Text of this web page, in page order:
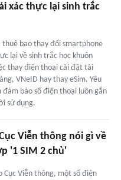
xác thực lại sinh trắc
thuê bao thay đổi smartphone
lại về sinh trắc học khuôn
thay điện thoại cài đặt tài
VNeID hay thay eSim. Yêu
đảm bảo số điện thoại luôn gắn
sử dụng.
Viễn thông nói gì về
'1 SIM 2 chủ'
Cục Viễn thông, một số điện